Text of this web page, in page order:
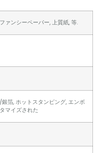
ァンシーペーパー, 上質紙, 等.
箔, ホットスタンピング, エンボ
マイズされた